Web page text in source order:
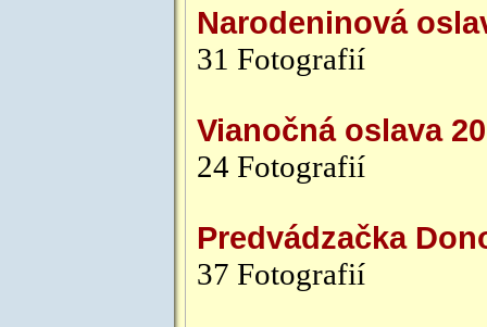
Narodeninová
31 Fotografií
Vianočná oslava
24 Fotografií
Predvádzačka
37 Fotografií